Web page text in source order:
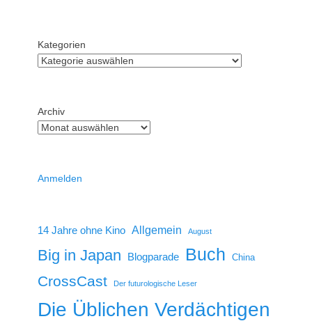
Kategorien
Archiv
Anmelden
14 Jahre ohne Kino Allgemein August
Big in Japan Blogparade Buch China
CrossCast Der futurologische Leser
Die Üblichen Verdächtigen